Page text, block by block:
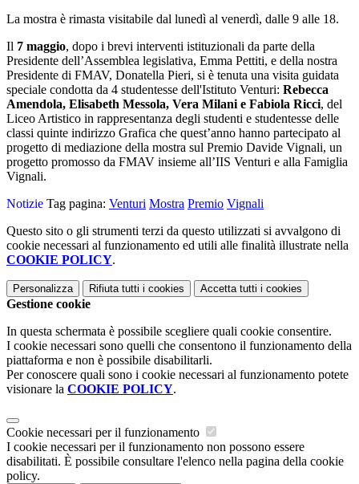
La mostra è rimasta visitabile dal lunedì al venerdì, dalle 9 alle 18.
Il 7 maggio, dopo i brevi interventi istituzionali da parte della
Presidente dell’Assemblea legislativa, Emma Pettiti, e della nostra
Presidente di FMAV, Donatella Pieri, si è tenuta una visita guidata
speciale condotta da 4 studentesse dell'Istituto Venturi: Rebecca
Amendola, Elisabeth Messola, Vera Milani e Fabiola Ricci, del
Liceo Artistico in rappresentanza degli studenti e studentesse delle
classi quinte indirizzo Grafica che quest’anno hanno partecipato al
progetto di mediazione della mostra sul Premio Davide Vignali, un
progetto promosso da FMAV insieme all’IIS Venturi e alla Famiglia
Vignali.
Notizie Tag pagina: Venturi Mostra Premio Vignali
Questo sito o gli strumenti terzi da questo utilizzati si avvalgono di
cookie necessari al funzionamento ed utili alle finalità illustrate nella
COOKIE POLICY.
Personalizza Rifiuta tutti i cookies Accetta tutti i cookies
Gestione cookie
In questa schermata è possibile scegliere quali cookie consentire.
I cookie necessari sono quelli che consentono il funzionamento della
piattaforma e non è possibile disabilitarli.
Per conoscere quali sono i cookie necessari al funzionamento potete
visionare la COOKIE POLICY.
Cookie necessari per il funzionamento
I cookie necessari per il funzionamento non possono essere
disabilitati. È possibile consultare l'elenco nella pagina della cookie
policy.